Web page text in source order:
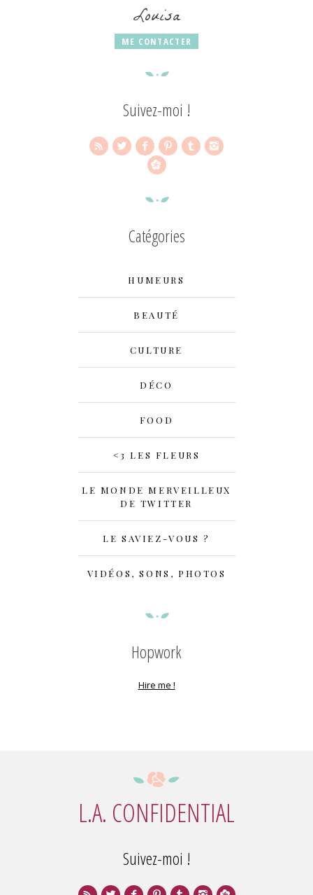
Louisa
ME CONTACTER
Suivez-moi !
Catégories
HUMEURS
BEAUTÉ
CULTURE
DÉCO
FOOD
<3 LES FLEURS
LE MONDE MERVEILLEUX
DE TWITTER
LE SAVIEZ-VOUS ?
VIDÉOS, SONS, PHOTOS
Hopwork
Hire me !
L.A. CONFIDENTIAL
Suivez-moi !